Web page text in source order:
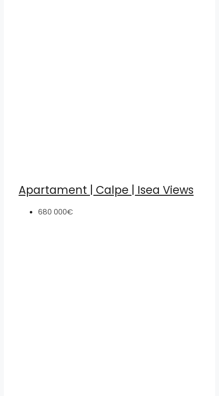
Apartament | Calpe | Isea Views
680 000€